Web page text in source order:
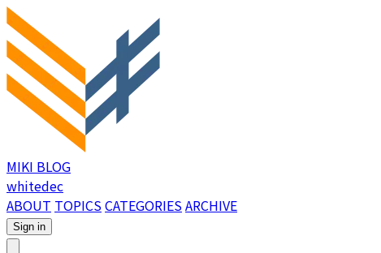
MIKI BLOG
whitedec
ABOUT TOPICSCATEGORIESARCHIVE
Sign in